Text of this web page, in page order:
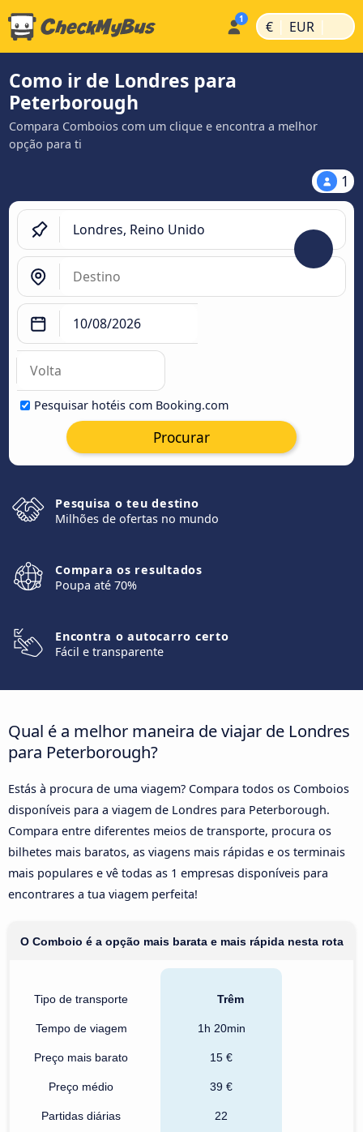
€ | EUR |
Como ir de Londres para
Peterborough
Compara Comboios com um clique e encontra a melhor
opção para ti
1
Pesquisar hotéis com Booking.com
Procurar
Pesquisa o teu destino
Milhões de ofertas no mundo
Compara os resultados
Poupa até 70%
Encontra o autocarro certo
Fácil e transparente
Qual é a melhor maneira de viajar de Londres
para Peterborough?
Estás à procura de uma viagem? Compara todos os Comboios
disponíveis para a viagem de Londres para Peterborough.
Compara entre diferentes meios de transporte, procura os
bilhetes mais baratos, as viagens mais rápidas e os terminais
mais populares e vê todas as 1 empresas disponíveis para
encontrares a tua viagem perfeita!
O Comboio é a opção mais barata e mais rápida nesta rota
Tipo de transporte
Tempo de viagem
Preço mais barato
Preço médio
Partidas diárias
Trêm
1h 20min
15 €
39 €
22